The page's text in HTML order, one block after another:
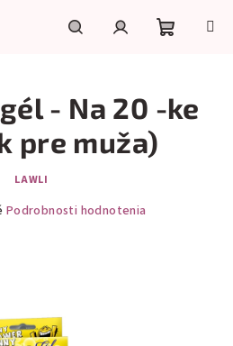
košík
- Na 20 -ke
pre muža)
LAWLI
Podrobnosti hodnotenia